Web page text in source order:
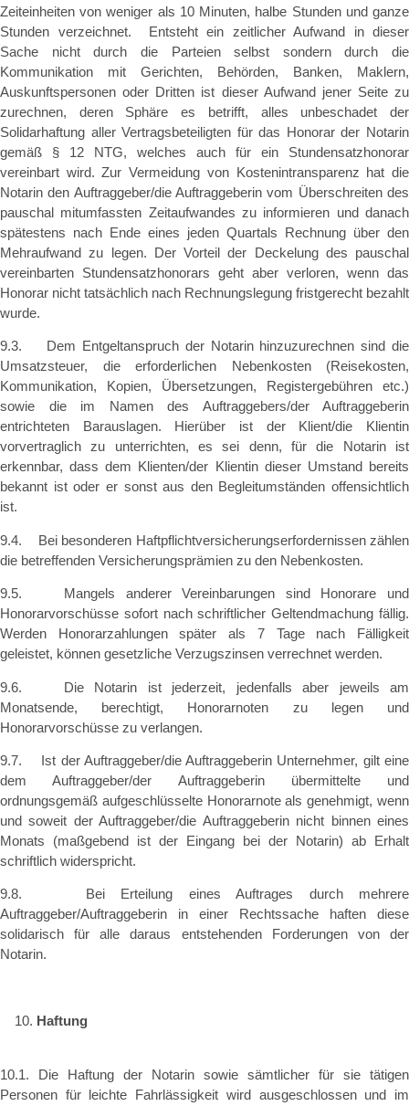
Zeiteinheiten von weniger als 10 Minuten, halbe Stunden und ganze
Stunden verzeichnet. Entsteht ein zeitlicher Aufwand in dieser
Sache nicht durch die Parteien selbst sondern durch die
Kommunikation mit Gerichten, Behörden, Banken, Maklern,
Auskunftspersonen oder Dritten ist dieser Aufwand jener Seite zu
zurechnen, deren Sphäre es betrifft, alles unbeschadet der
Solidarhaftung aller Vertragsbeteiligten für das Honorar der Notarin
gemäß § 12 NTG, welches auch für ein Stundensatzhonorar
vereinbart wird. Zur Vermeidung von Kostenintransparenz hat die
Notarin den Auftraggeber/die Auftraggeberin vom Überschreiten des
pauschal mitumfassten Zeitaufwandes zu informieren und danach
spätestens nach Ende eines jeden Quartals Rechnung über den
Mehraufwand zu legen. Der Vorteil der Deckelung des pauschal
vereinbarten Stundensatzhonorars geht aber verloren, wenn das
Honorar nicht tatsächlich nach Rechnungslegung fristgerecht bezahlt
wurde.
9.3. Dem Entgeltanspruch der Notarin hinzuzurechnen sind die
Umsatzsteuer, die erforderlichen Nebenkosten (Reisekosten,
Kommunikation, Kopien, Übersetzungen, Registergebühren etc.)
sowie die im Namen des Auftraggebers/der Auftraggeberin
entrichteten Barauslagen. Hierüber ist der Klient/die Klientin
vorvertraglich zu unterrichten, es sei denn, für die Notarin ist
erkennbar, dass dem Klienten/der Klientin dieser Umstand bereits
bekannt ist oder er sonst aus den Begleitumständen offensichtlich
ist.
9.4. Bei besonderen Haftpflichtversicherungserfordernissen zählen
die betreffenden Versicherungsprämien zu den Nebenkosten.
9.5. Mangels anderer Vereinbarungen sind Honorare und
Honorarvorschüsse sofort nach schriftlicher Geltendmachung fällig.
Werden Honorarzahlungen später als 7 Tage nach Fälligkeit
geleistet, können gesetzliche Verzugszinsen verrechnet werden.
9.6. Die Notarin ist jederzeit, jedenfalls aber jeweils am
Monatsende, berechtigt, Honorarnoten zu legen und
Honorarvorschüsse zu verlangen.
9.7. Ist der Auftraggeber/die Auftraggeberin Unternehmer, gilt eine
dem Auftraggeber/der Auftraggeberin übermittelte und
ordnungsgemäß aufgeschlüsselte Honorarnote als genehmigt, wenn
und soweit der Auftraggeber/die Auftraggeberin nicht binnen eines
Monats (maßgebend ist der Eingang bei der Notarin) ab Erhalt
schriftlich widerspricht.
9.8. Bei Erteilung eines Auftrages durch mehrere
Auftraggeber/Auftraggeberin in einer Rechtssache haften diese
solidarisch für alle daraus entstehenden Forderungen von der
Notarin.
Haftung
10.1. Die Haftung der Notarin sowie sämtlicher für sie tätigen
Personen für leichte Fahrlässigkeit wird ausgeschlossen und im